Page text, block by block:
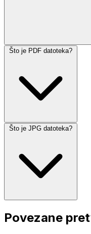
Što je PDF datoteka?
Što je JPG datoteka?
Povezane